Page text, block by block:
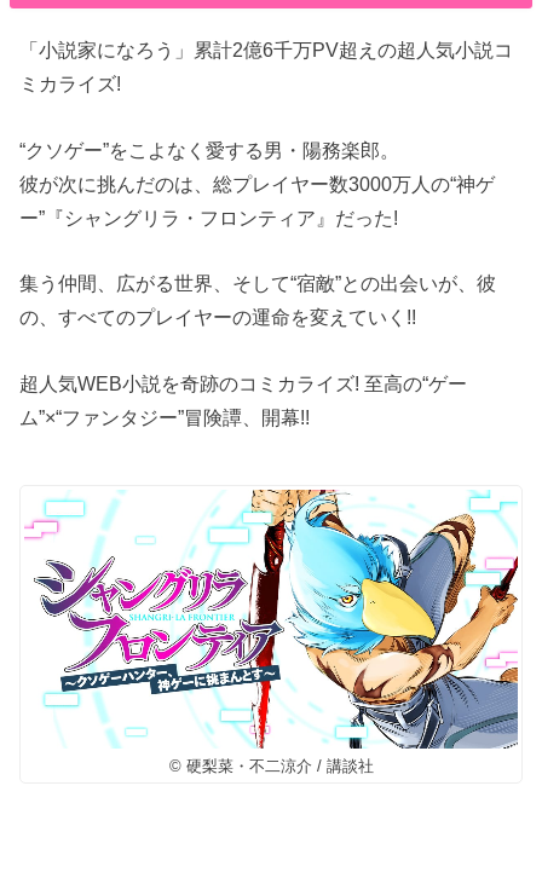
「小説家になろう」累計2億6千万PV超えの超人気小説コ
ミカライズ!
“クソゲー”をこよなく愛する男・陽務楽郎。
彼が次に挑んだのは、総プレイヤー数3000万人の“神ゲ
ー”『シャングリラ・フロンティア』だった!
集う仲間、広がる世界、そして“宿敵”との出会いが、彼
の、すべてのプレイヤーの運命を変えていく!!
超人気WEB小説を奇跡のコミカライズ! 至高の“ゲー
ム”×“ファンタジー”冒険譚、開幕!!
© 硬梨菜・不二涼介 / 講談社